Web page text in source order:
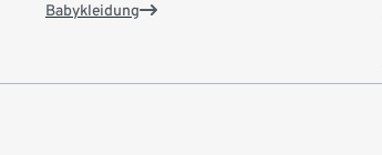
Babykleidung